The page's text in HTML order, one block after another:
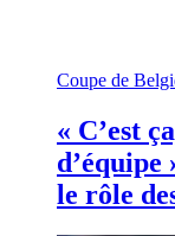
Coupe de
« C’est
le rôle